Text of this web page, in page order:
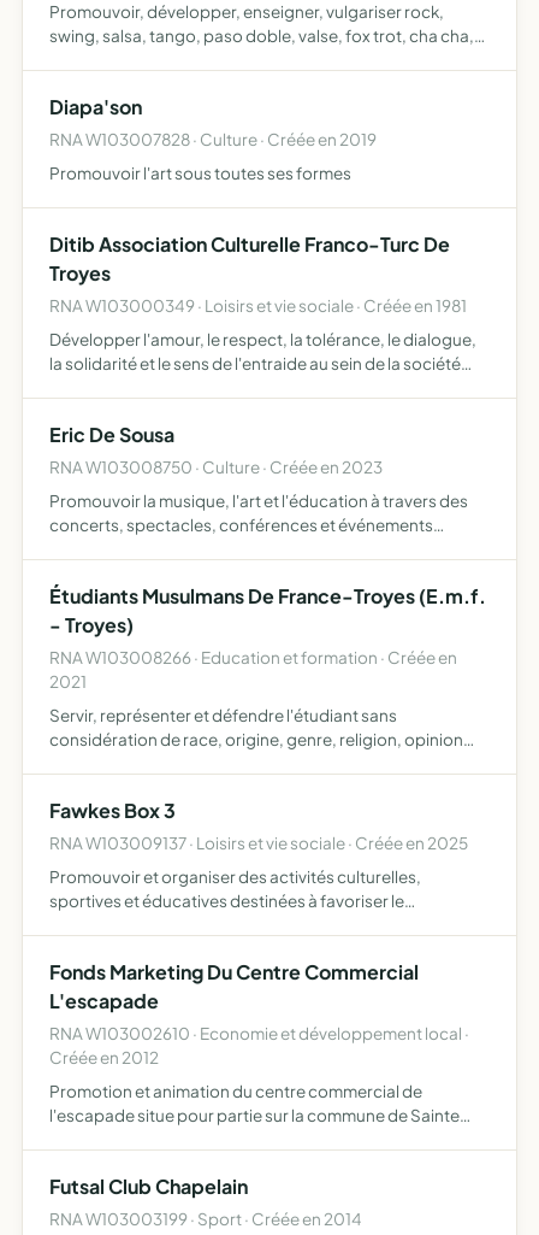
Promouvoir, développer, enseigner, vulgariser rock,
swing, salsa, tango, paso doble, valse, fox trot, cha cha,
Diapa'son
RNA W103007828 · Culture · Créée en 2019
Promouvoir l'art sous toutes ses formes
Ditib Association Culturelle Franco-Turc De
Troyes
RNA W103000349 · Loisirs et vie sociale · Créée en 1981
Développer l'amour, le respect, la tolérance, le dialogue,
la solidarité et le sens de l'entraide au sein de la société
Eric De Sousa
RNA W103008750 · Culture · Créée en 2023
Promouvoir la musique, l'art et l'éducation à travers des
concerts, spectacles, conférences et événements
des pr…
Étudiants Musulmans De France-Troyes (E.m.f.
- Troyes)
RNA W103008266 · Education et formation · Créée en
2021
Servir, représenter et défendre l'étudiant sans
considération de race, origine, genre, religion, opinion
Fawkes Box 3
RNA W103009137 · Loisirs et vie sociale · Créée en 2025
Promouvoir et organiser des activités culturelles,
sportives et éducatives destinées à favoriser le
Fonds Marketing Du Centre Commercial
L'escapade
RNA W103002610 · Economie et développement local ·
Créée en 2012
Promotion et animation du centre commercial de
l'escapade situe pour partie sur la commune de Sainte
de cet o…
Futsal Club Chapelain
RNA W103003199 · Sport · Créée en 2014